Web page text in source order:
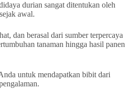
durian sangat ditentukan oleh
awal.
dan berasal dari sumber terpercaya
tanaman hingga hasil panen
untuk mendapatkan bibit dari